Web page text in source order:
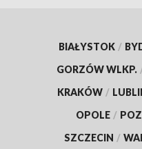
BIAŁYSTOK /
GORZÓW WLKP.
KRAKÓW /
OPOLE /
SZCZECIN /